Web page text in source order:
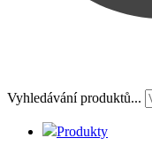
Vyhledávání produktů...
Produkty